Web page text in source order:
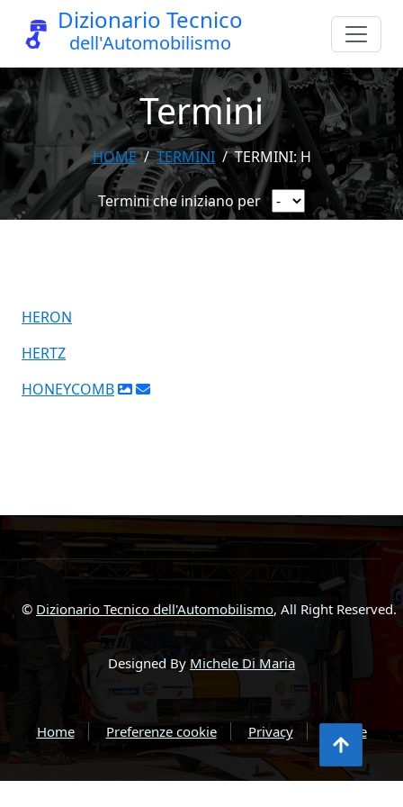
Dizionario Tecnico
dell'Automobilismo
Termini
HOME TERMINI TERMINI: H
Termini che iniziano per
HERON
HERTZ
HONEYCOMB
© Dizionario Tecnico dell'Automobilismo, All Right Reserved.
Designed By Michele Di Maria
Home Preferenze cookie Privacy Autore